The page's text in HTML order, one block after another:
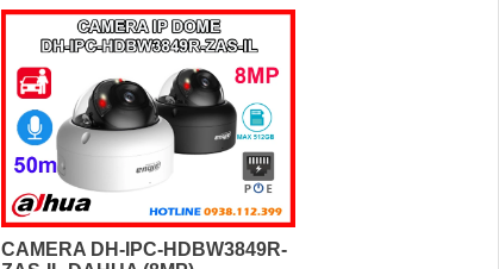
CAMERA DH-IPC-HDBW3849R-